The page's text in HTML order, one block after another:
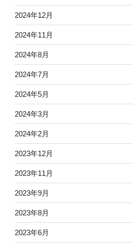
2024年12月
2024年11月
2024年8月
2024年7月
2024年5月
2024年3月
2024年2月
2023年12月
2023年11月
2023年9月
2023年8月
2023年6月